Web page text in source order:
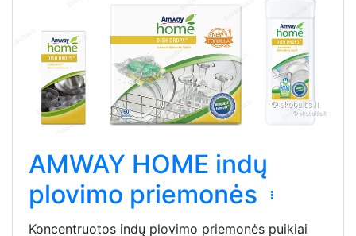
AMWAY HOME indų
plovimo priemonės
Koncentruotos indų plovimo priemonės puikiai